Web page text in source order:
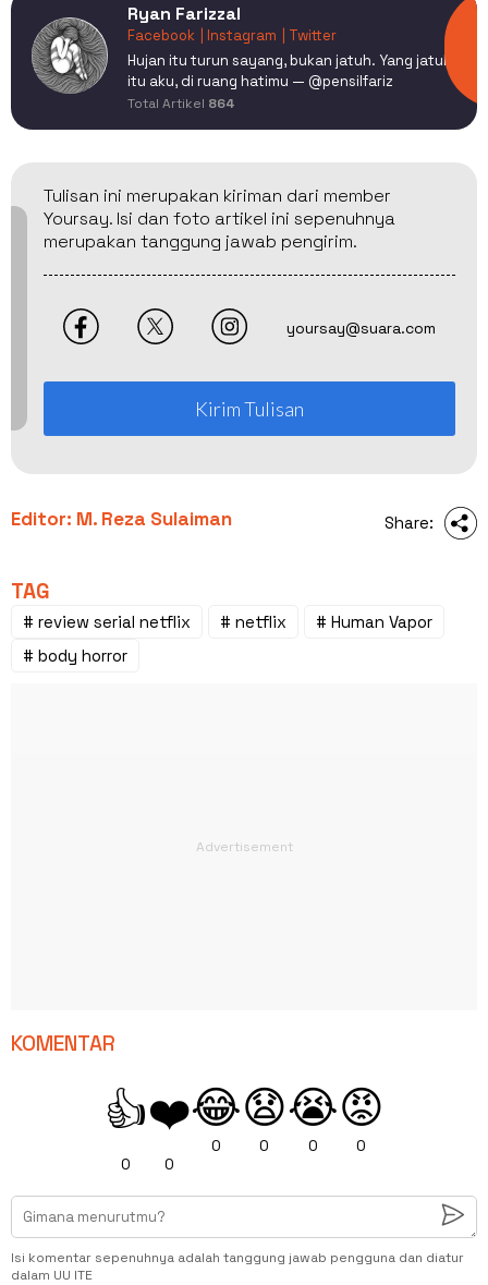
Ryan Farizzal
Facebook | Instagram
| Twitter
Hujan itu turun sayang, bukan jatuh. Yang jatuh
itu aku, di ruang hatimu — @pensilfariz
Total Artikel 864
Tulisan ini merupakan kiriman dari member
Yoursay. Isi dan foto artikel ini sepenuhnya
merupakan tanggung jawab pengirim.
yoursay@suara.com
Kirim Tulisan
Editor: M. Reza Sulaiman Share:
TAG
# review serial netflix # netflix
# Human Vapor
# body horror
KOMENTAR
👍
0
❤️
0
😂
0
😧
0
😭
0
😡
0
Isi komentar sepenuhnya adalah tanggung jawab pengguna dan diatur
dalam UU ITE